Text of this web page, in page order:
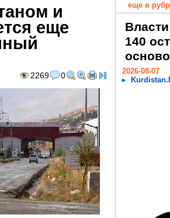
и
еще
2269 0
еще в
140
2026-08-07